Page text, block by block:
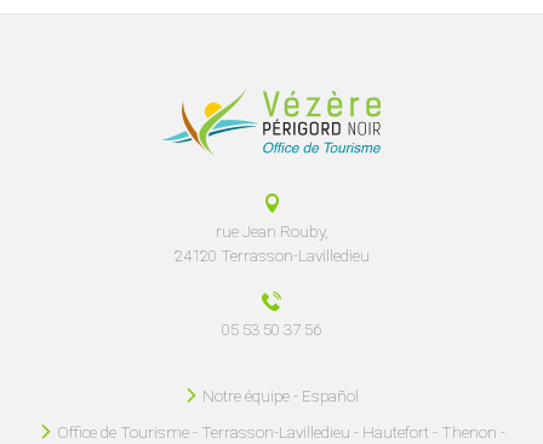
rue Jean Rouby,
24120 Terrasson-Lavilledieu
05 53 50 37 56
Notre équipe - Español
Office de Tourisme - Terrasson-Lavilledieu - Hautefort - Thenon -